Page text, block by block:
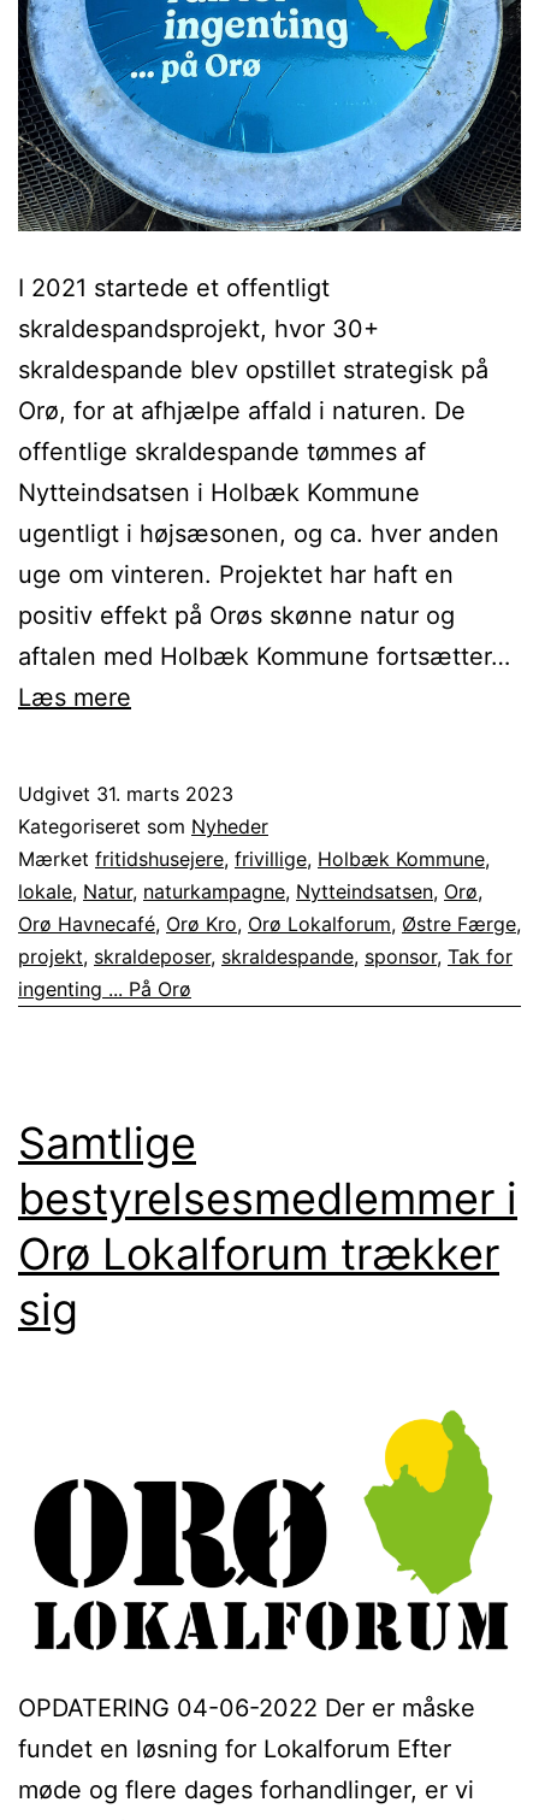
I 2021 startede et offentligt
skraldespandsprojekt, hvor 30+
skraldespande blev opstillet strategisk på
Orø, for at afhjælpe affald i naturen. De
offentlige skraldespande tømmes af
Nytteindsatsen i Holbæk Kommune
ugentligt i højsæsonen, og ca. hver anden
uge om vinteren. Projektet har haft en
positiv effekt på Orøs skønne natur og
aftalen med Holbæk Kommune fortsætter…
Læs mere
for
ingenting
–
går
i
Udgivet 31. marts 2023
Kategoriseret som Nyheder
Mærket fritidshusejere, frivillige, Holbæk Kommune,
lokale, Natur, naturkampagne, Nytteindsatsen, Orø,
Orø Havnecafé, Orø Kro, Orø Lokalforum, Østre Færge,
projekt, skraldeposer, skraldespande, sponsor, Tak for
ingenting ... På Orø
Samtlige
bestyrelsesmedlemmer i
Orø Lokalforum trækker
sig
OPDATERING 04-06-2022 Der er måske
fundet en løsning for Lokalforum Efter
møde og flere dages forhandlinger, er vi